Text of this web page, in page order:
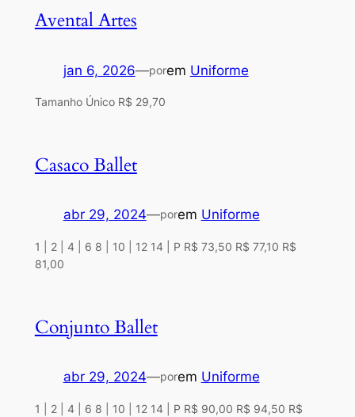
Avental Artes
jan 6, 2026—porem Uniforme
Tamanho Único R$ 29,70
Casaco Ballet
abr 29, 2024—porem Uniforme
1 | 2 | 4 | 6 8 | 10 | 12 14 | P R$ 73,50 R$ 77,10 R$
81,00
Conjunto Ballet
abr 29, 2024—porem Uniforme
1 | 2 | 4 | 6 8 | 10 | 12 14 | P R$ 90,00 R$ 94,50 R$